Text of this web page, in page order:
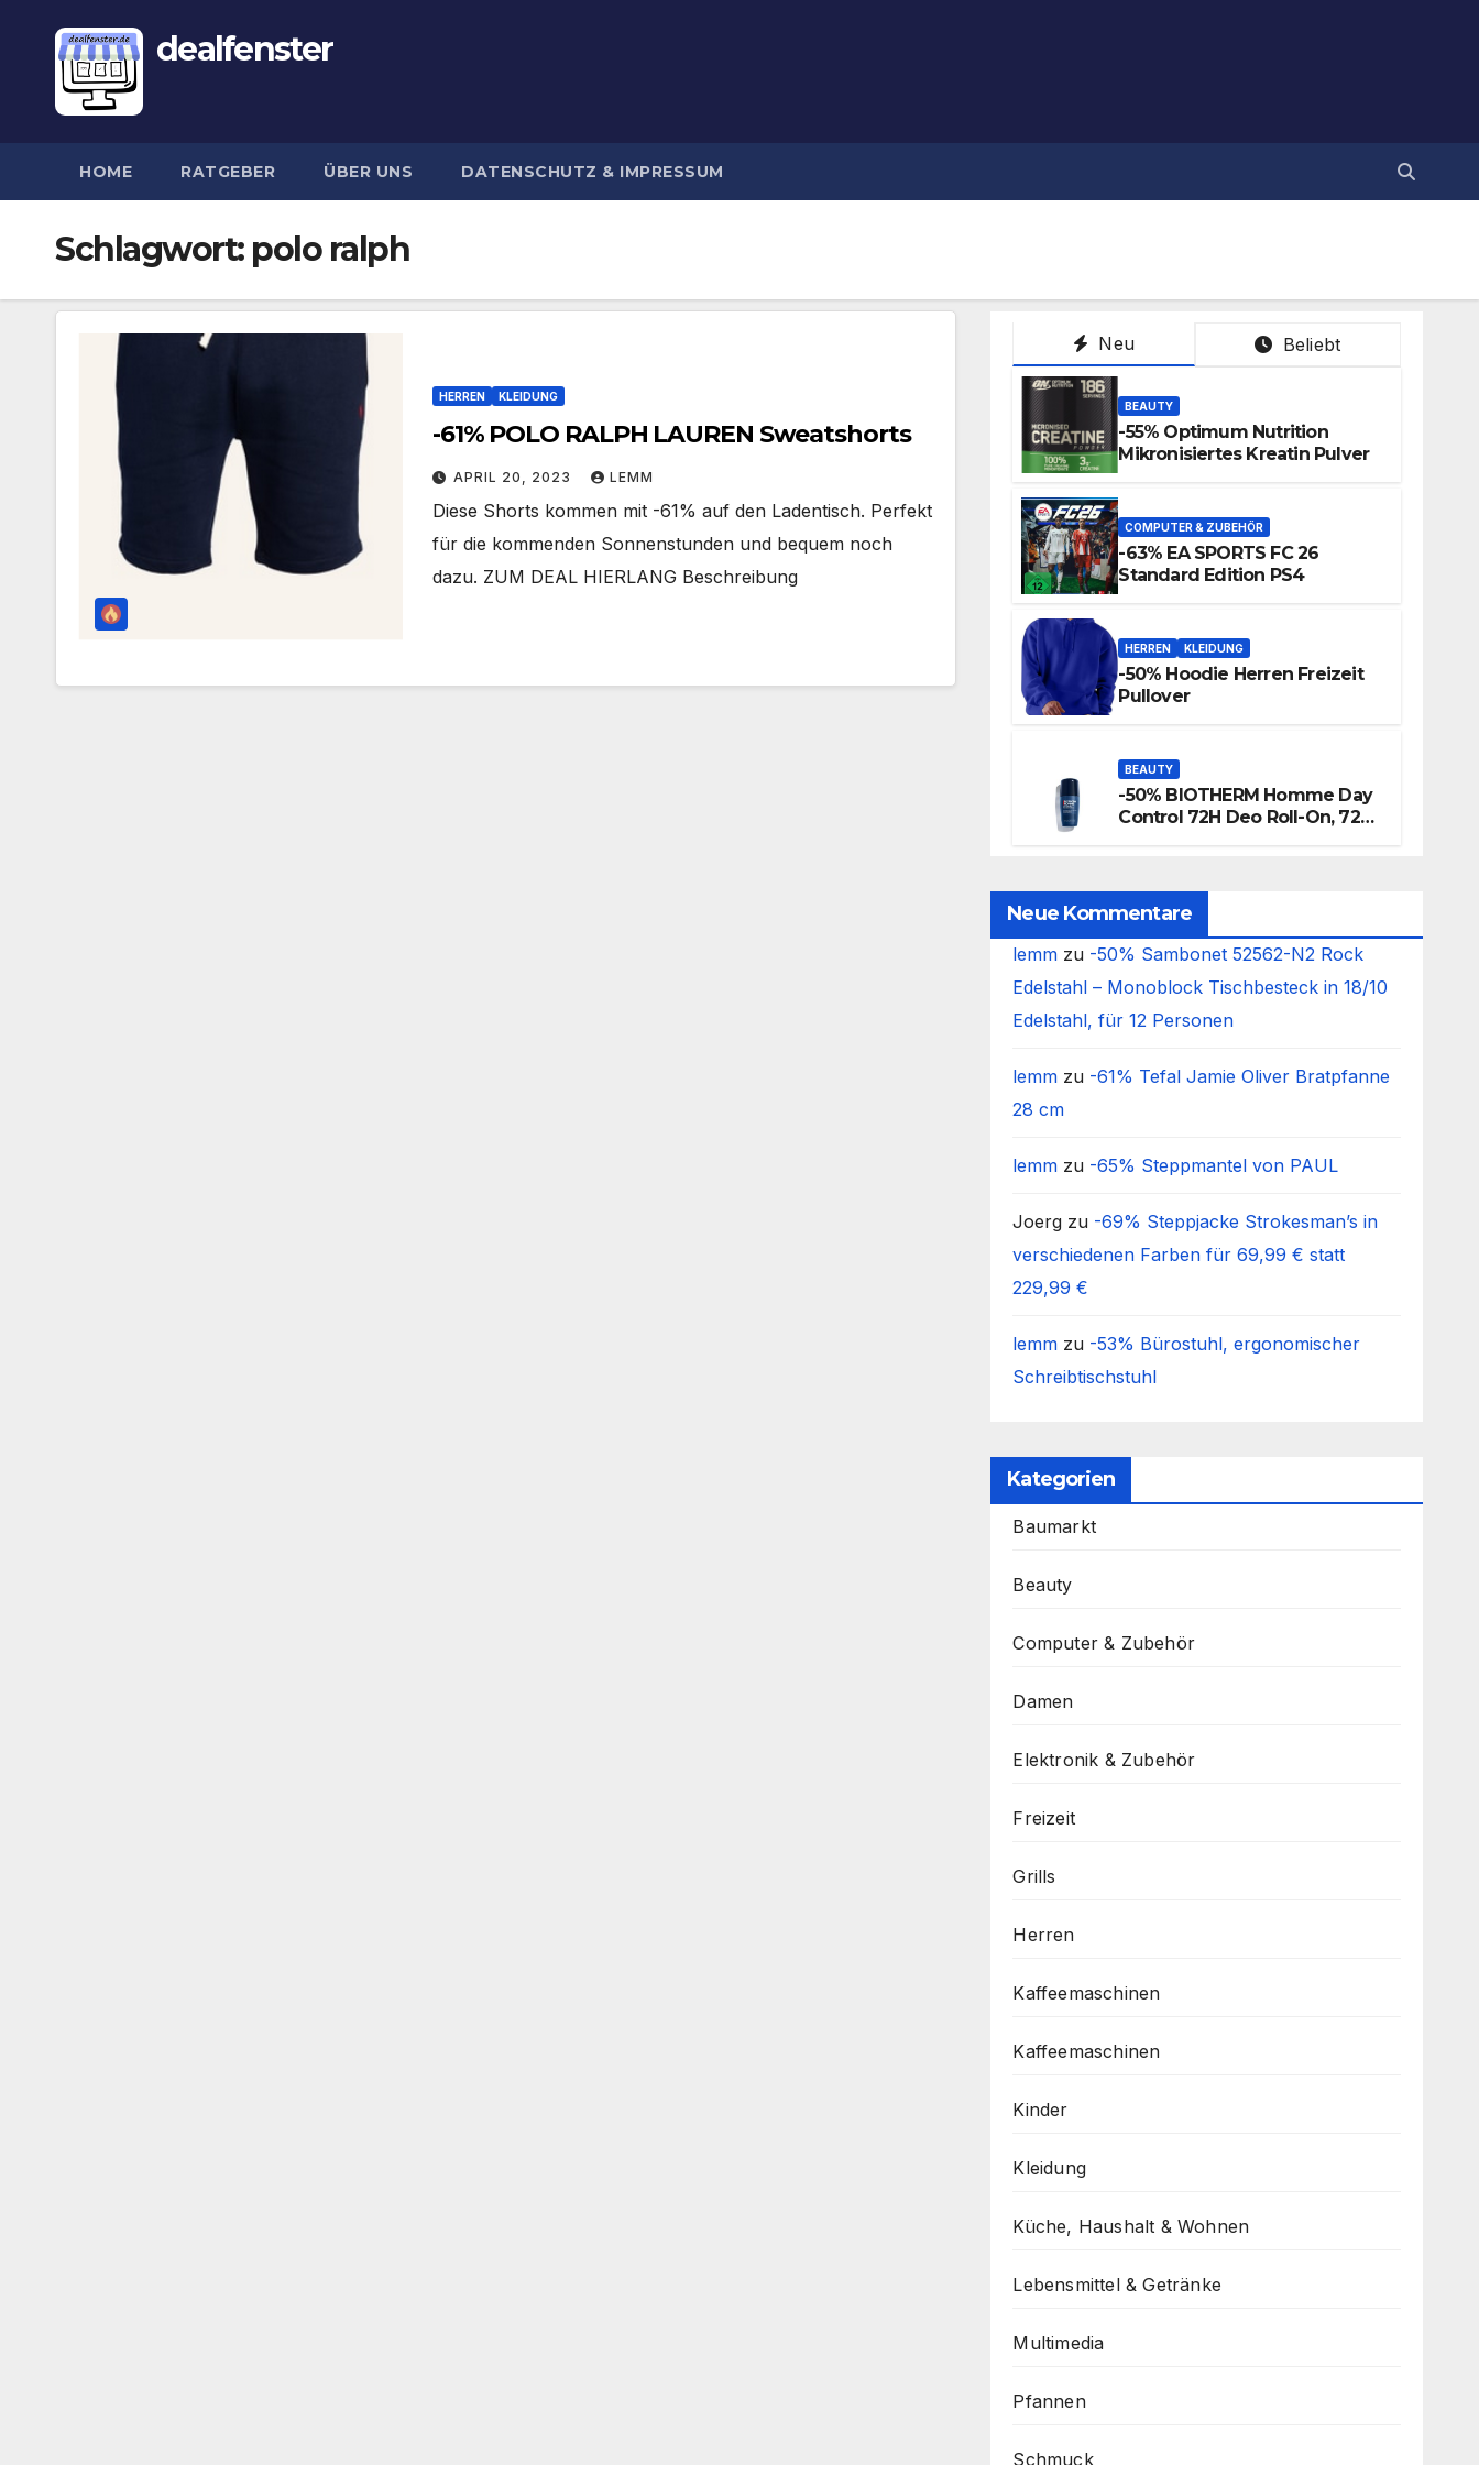
dealfenster
HOME RATGEBER ÜBER UNS DATENSCHUTZ & IMPRESSUM
Schlagwort: polo ralph
HERREN KLEIDUNG
-61% POLO RALPH LAUREN Sweatshorts
APRIL 20, 2023 LEMM
Diese Shorts kommen mit -61% auf den Ladentisch. Perfekt
für die kommenden Sonnenstunden und bequem noch
dazu. ZUM DEAL HIERLANG Beschreibung
Neu Beliebt
BEAUTY
-55% Optimum Nutrition
Mikronisiertes Kreatin Pulver
COMPUTER & ZUBEHÖR
-63% EA SPORTS FC 26
Standard Edition PS4
HERREN KLEIDUNG
-50% Hoodie Herren Freizeit
Pullover
BEAUTY
-50% BIOTHERM Homme Day
Control 72H Deo Roll-On, 72
Neue Kommentare
lemm zu -50% Sambonet 52562-N2 Rock
Edelstahl – Monoblock Tischbesteck in 18/10
Edelstahl, für 12 Personen
lemm zu -61% Tefal Jamie Oliver Bratpfanne
28 cm
lemm zu -65% Steppmantel von PAUL
Joerg zu -69% Steppjacke Strokesman’s in
verschiedenen Farben für 69,99 € statt
229,99 €
lemm zu -53% Bürostuhl, ergonomischer
Schreibtischstuhl
Kategorien
Baumarkt
Beauty
Computer & Zubehör
Damen
Elektronik & Zubehör
Freizeit
Grills
Herren
Kaffeemaschinen
Kaffeemaschinen
Kinder
Kleidung
Küche, Haushalt & Wohnen
Lebensmittel & Getränke
Multimedia
Pfannen
Schmuck